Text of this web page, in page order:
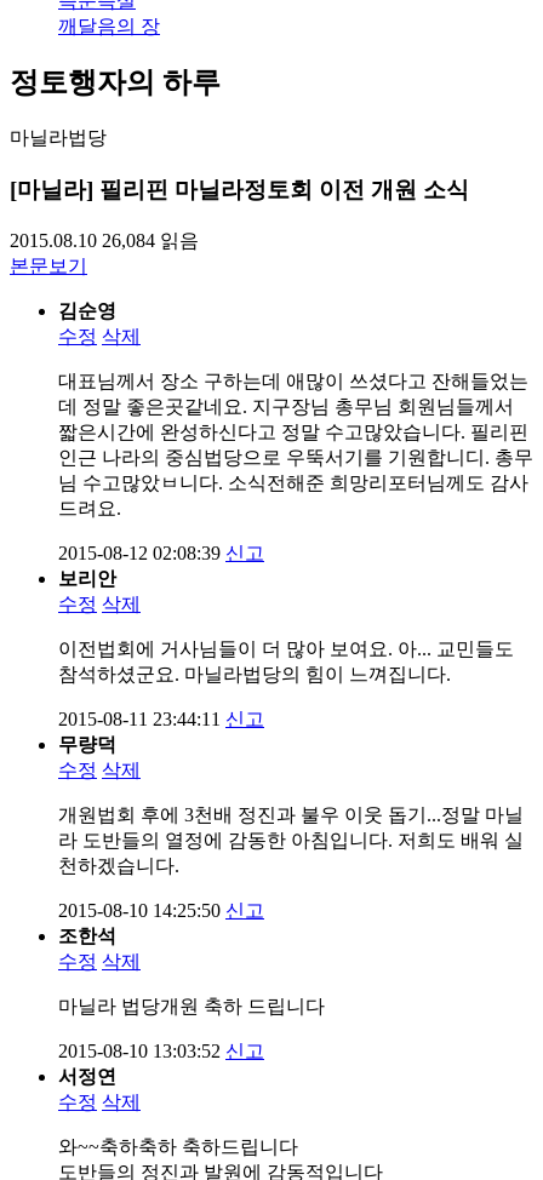
깨달음의 장
정토행자의 하루
마닐라법당
[마닐라] 필리핀 마닐라정토회 이전 개원 소식
2015.08.10 26,084 읽음
본문보기
김순영
수정 삭제
대표님께서 장소 구하는데 애많이 쓰셨다고 잔해들었는
데 정말 좋은곳같네요. 지구장님 총무님 회원님들께서
짧은시간에 완성하신다고 정말 수고많았습니다. 필리핀
인근 나라의 중심법당으로 우뚝서기를 기원합니디. 총무
님 수고많았ㅂ니다. 소식전해준 희망리포터님께도 감사
드려요.
2015-08-12 02:08:39 신고
보리안
수정 삭제
이전법회에 거사님들이 더 많아 보여요. 아... 교민들도
참석하셨군요. 마닐라법당의 힘이 느껴집니다.
2015-08-11 23:44:11 신고
무량덕
수정 삭제
개원법회 후에 3천배 정진과 불우 이웃 돕기...정말 마닐
라 도반들의 열정에 감동한 아침입니다. 저희도 배워 실
천하겠습니다.
2015-08-10 14:25:50 신고
조한석
수정 삭제
마닐라 법당개원 축하 드립니다
2015-08-10 13:03:52 신고
서정연
수정 삭제
와~~축하축하 축하드립니다
도반들의 정진과 발원에 감동적입니다